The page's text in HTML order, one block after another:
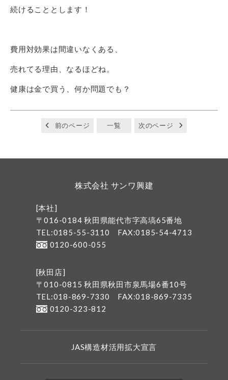
続けることとします！
費用対効果は間違いなくある、
売れてる理由、なるほどね。
健康は金で買う、何か問題でも？
前のページ 一覧 次のページ
株式会社 サンワ興建
[本社]
〒016-0184 秋田県能代市字高塙65番地
TEL:0185-55-3110
FAX:0185-54-4713
0120-600-055
[秋田店]
〒010-0815 秋田県秋田市泉馬場6番10号
TEL:018-869-7330
FAX:018-869-7335
0120-323-812
JAS構造材活用拡大宣言